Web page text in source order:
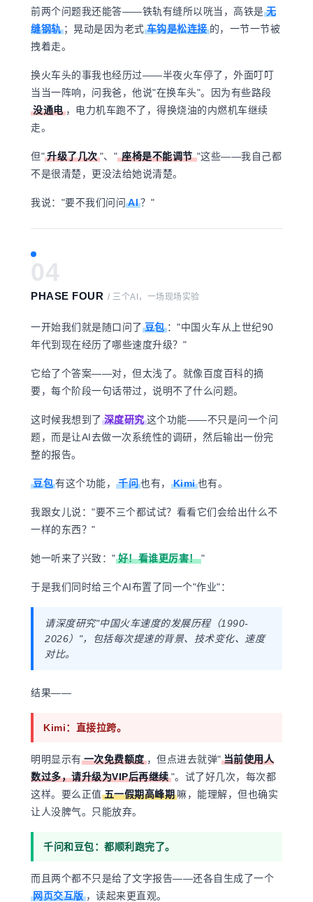
前两个问题我还能答——铁轨有缝所以咣当， 高铁是 无
缝钢轨；晃动是因为老式 车钩是松连接的， 一节一节被
拽着走。
换火车头的事我也经历过——半夜火车停了，外面叮叮
当当一阵响，问我爸，他说"在换车头"。因为有些路段
没通电， 电力机车跑不了，得换烧油的内燃机车继续
走。
但"升级了几次"、" 座椅是不能调节 "这些——我自己都
不是很清楚，更没法给她说清楚。
我说："要不我们问问 AI？ "
04
PHASE FOUR / 三个AI，一场现场实验
一开始我们就是随口问了 豆包： "中国火车从上世纪90
年代到现在经历了哪些速度升级？"
它给了个答案——对，但太浅了。就像百度百科的摘
要，每个阶段一句话带过，说明不了什么问题。
这时候我想到了 深度研究这个功能——不只是问一个问
题，而是让AI去做一次系统性的调研，然后输出一份完
整的报告。
豆包有这个功能， 千问也有， Kimi也有。
我跟女儿说："要不三个都试试？看看它们会给出什么不
一样的东西？"
她一听来了兴致： " 好！看谁更厉害！"
于是我们同时给三个AI布置了同一个"作业"：
请深度研究"中国火车速度的发展历程（1990-
2026）"，包括每次提速的背景、技术变化、速度
对比。
结果——
Kimi：直接拉跨。
明明显示有 一次免费额度，但点进去就弹" 当前使用人
数过多，请升级为VIP后再继续"。试了好几次，每次都
这样。要么正值 五一假期高峰期 嘛，能理解，但也确实
让人没脾气。只能放弃。
千问和豆包：都顺利跑完了。
而且两个都不只是给了文字报告——还各自生成了一个
网页交互版，读起来更直观。